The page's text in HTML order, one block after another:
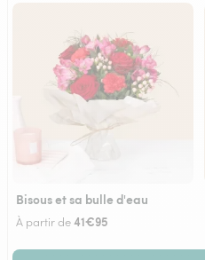
Bisous et sa bulle d'eau
À partir de41€95